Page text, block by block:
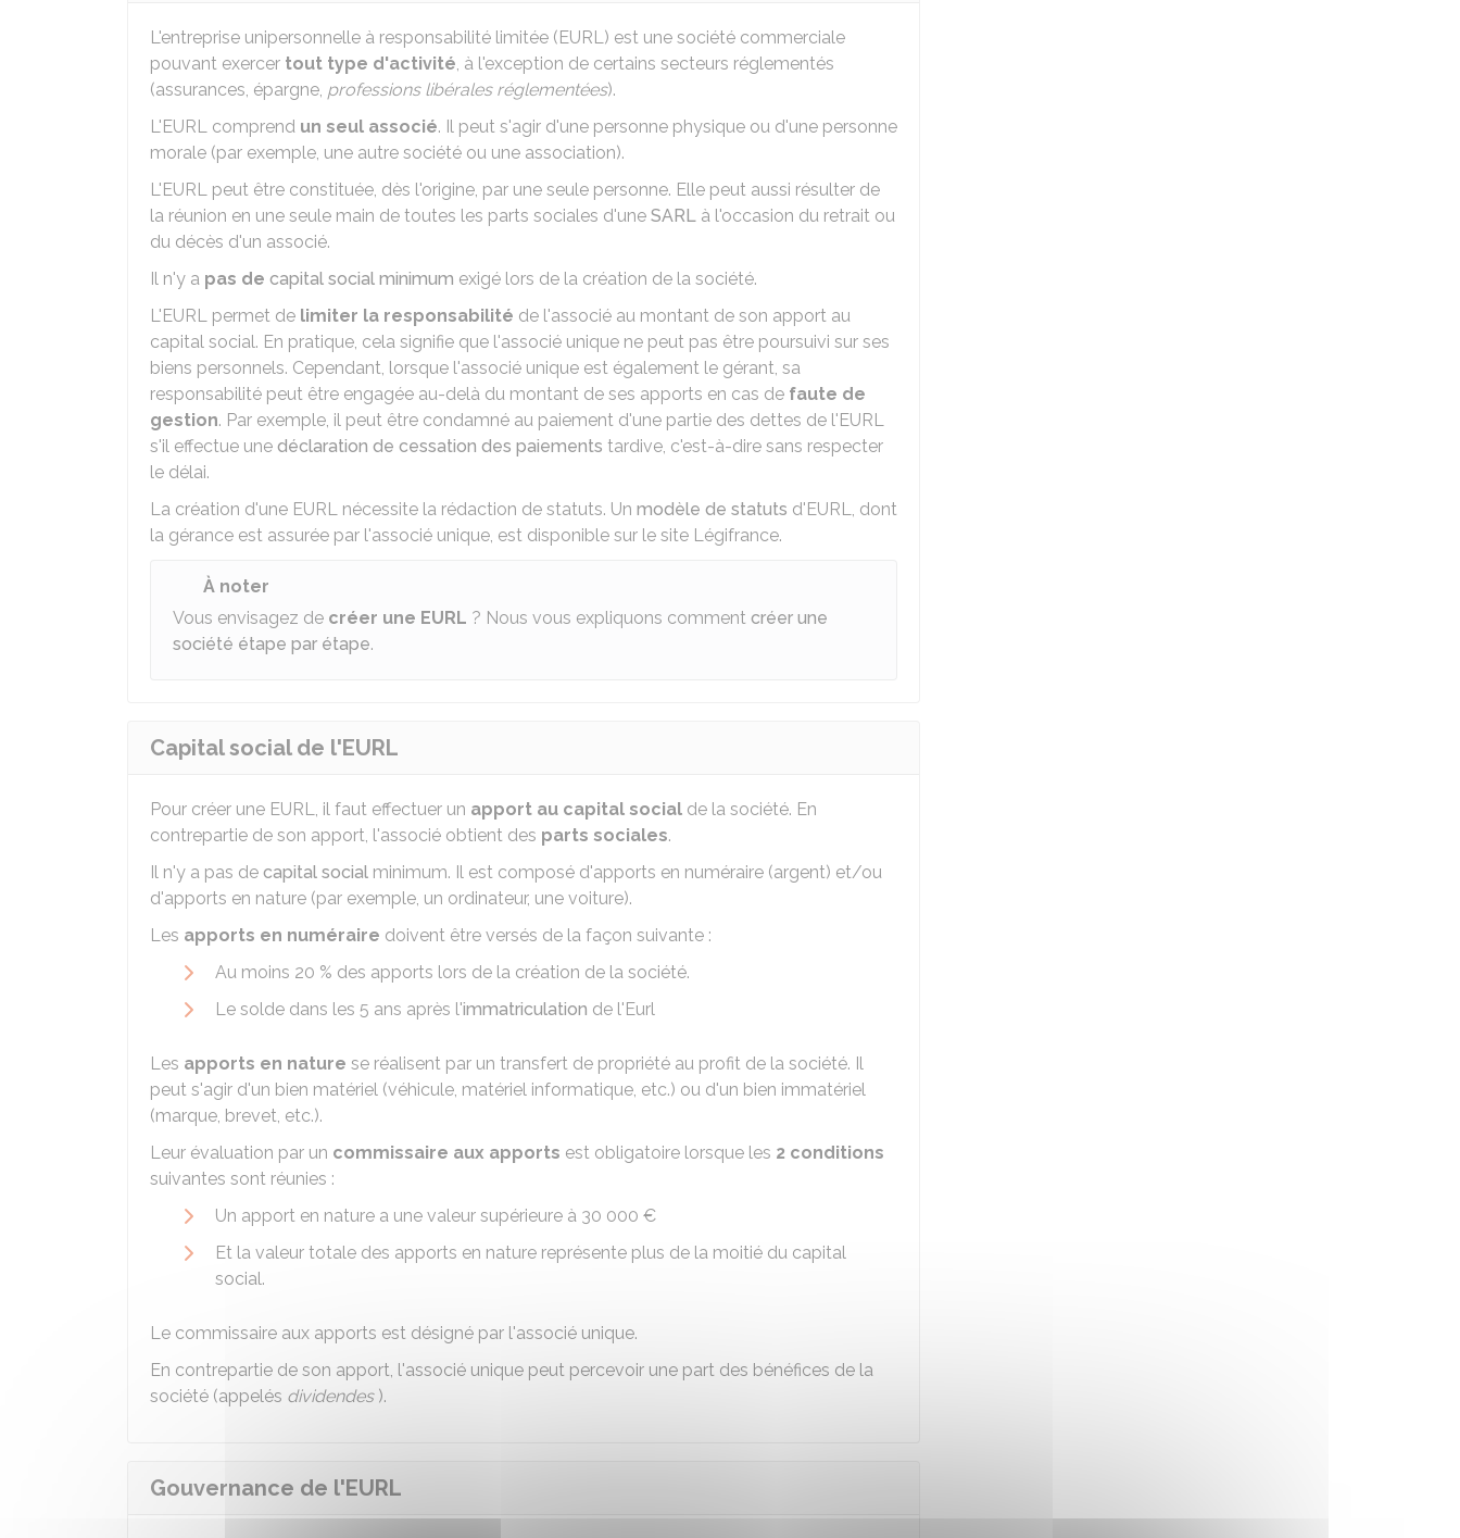
L'entreprise unipersonnelle à responsabilité limitée (EURL) est une société commerciale
pouvant exercer tout type d'activité, à l'exception de certains secteurs réglementés
(assurances, épargne, professions libérales réglementées).
L'EURL comprend un seul associé. Il peut s'agir d'une personne physique ou d'une personne
morale (par exemple, une autre société ou une association).
L'EURL peut être constituée, dès l'origine, par une seule personne. Elle peut aussi résulter de
la réunion en une seule main de toutes les parts sociales d'une SARL à l'occasion du retrait ou
du décès d'un associé.
Il n'y a pas de capital social minimum exigé lors de la création de la société.
L'EURL permet de limiter la responsabilité de l'associé au montant de son apport au
capital social. En pratique, cela signifie que l'associé unique ne peut pas être poursuivi sur ses
biens personnels. Cependant, lorsque l'associé unique est également le gérant, sa
responsabilité peut être engagée au-delà du montant de ses apports en cas de faute de
gestion. Par exemple, il peut être condamné au paiement d'une partie des dettes de l'EURL
s'il effectue une déclaration de cessation des paiements tardive, c'est-à-dire sans respecter
le délai.
La création d'une EURL nécessite la rédaction de statuts. Un modèle de statuts d'EURL, dont
la gérance est assurée par l'associé unique, est disponible sur le site Légifrance.
À noter
Vous envisagez de créer une EURL ? Nous vous expliquons comment créer une
société étape par étape.
Capital social de l'EURL
Pour créer une EURL, il faut effectuer un apport au capital social de la société. En
contrepartie de son apport, l'associé obtient des parts sociales.
Il n'y a pas de capital social minimum. Il est composé d'apports en numéraire (argent) et/ou
d'apports en nature (par exemple, un ordinateur, une voiture).
Les apports en numéraire doivent être versés de la façon suivante :
Au moins 20 % des apports lors de la création de la société.
Le solde dans les 5 ans après l'immatriculation de l'Eurl
Les apports en nature se réalisent par un transfert de propriété au profit de la société. Il
peut s'agir d'un bien matériel (véhicule, matériel informatique, etc.) ou d'un bien immatériel
(marque, brevet, etc.).
Leur évaluation par un commissaire aux apports est obligatoire lorsque les 2 conditions
suivantes sont réunies :
Un apport en nature a une valeur supérieure à 30 000 €
Et la valeur totale des apports en nature représente plus de la moitié du capital
social.
Le commissaire aux apports est désigné par l'associé unique.
En contrepartie de son apport, l'associé unique peut percevoir une part des bénéfices de la
société (appelés dividendes).
Gouvernance de l'EURL